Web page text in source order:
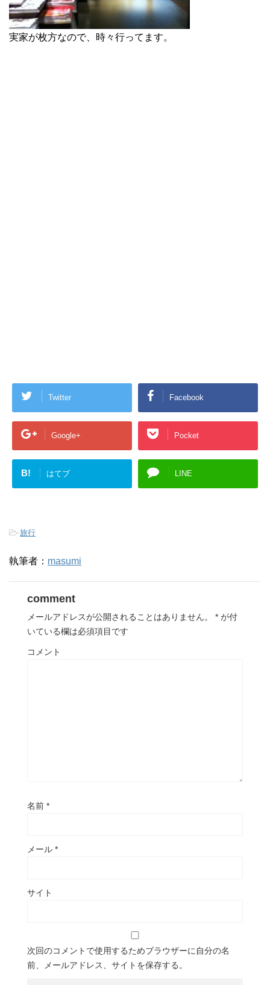
実家が枚方なので、時々行ってます。
Twitter Facebook
Google+ Pocket
B! はてブ LINE
-旅行
執筆者： masumi
comment
メールアドレスが公開されることはありません。 * が付
いている欄は必須項目です
コメント
名前 *
メール *
サイト
次回のコメントで使用するためブラウザーに自分の名
前、メールアドレス、サイトを保存する。